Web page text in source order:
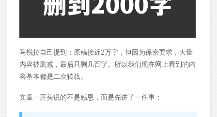
马锐拉自己提到：原稿接近2万字，但因为保密要求，大量
内容被删减，最后只剩几百字。所以我们现在网上看到的内
容基本都是二次转载。
文章一开头说的不是感恩，而是先讲了一件事：